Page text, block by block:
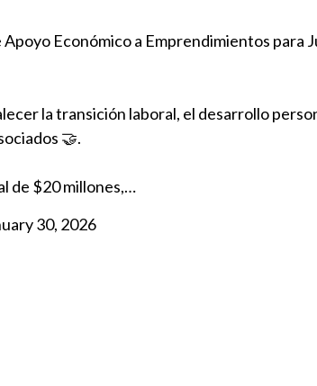
Apoyo Económico a Emprendimientos para
la transición laboral, el desarrollo
🤝.
de $20 millones,…
30, 2026